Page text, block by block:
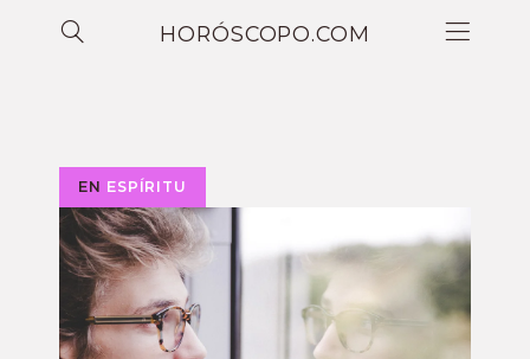
HORÓSCOPO.COM
EN ESPÍRITU